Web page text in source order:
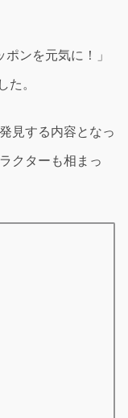
ンを元気に！」
た。
見する内容となっ
クターも相まっ